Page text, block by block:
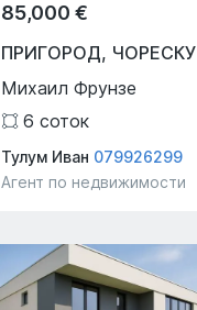
85,000 €
ПРИГОРОД, ЧОРЕСКУ
Михаил Фрунзе
6 соток
Тулум Иван 079926299
Агент по недвижимости